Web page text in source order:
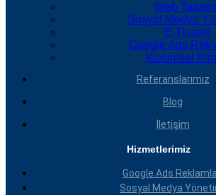
Web
Sosyal Medya
E-Ticaret
Google Ads
Kurumsal
Referanslarımız
Blog
İletişim
Hizmetlerimiz
Google Ads
Sosyal Medya